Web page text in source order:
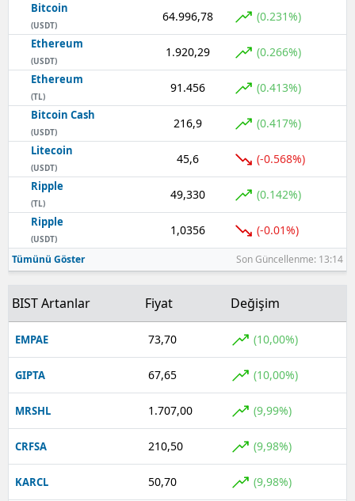
Bitcoin
(USDT)
64.996,78 (0.231%)
Ethereum
(USDT)
1.920,29 (0.266%)
Ethereum
(TL)
91.456 (0.413%)
Bitcoin Cash
(USDT)
216,9 (0.417%)
Litecoin
(USDT)
45,6 (-0.568%)
Ripple
(TL)
49,330 (0.142%)
Ripple
(USDT)
1,0356 (-0.01%)
Tümünü Göster Son Güncellenme: 13:14
BIST Artanlar Fiyat Değişim
EMPAE 73,70 (10,00%)
GIPTA 67,65 (10,00%)
MRSHL 1.707,00 (9,99%)
CRFSA 210,50 (9,98%)
KARCL 50,70 (9,98%)